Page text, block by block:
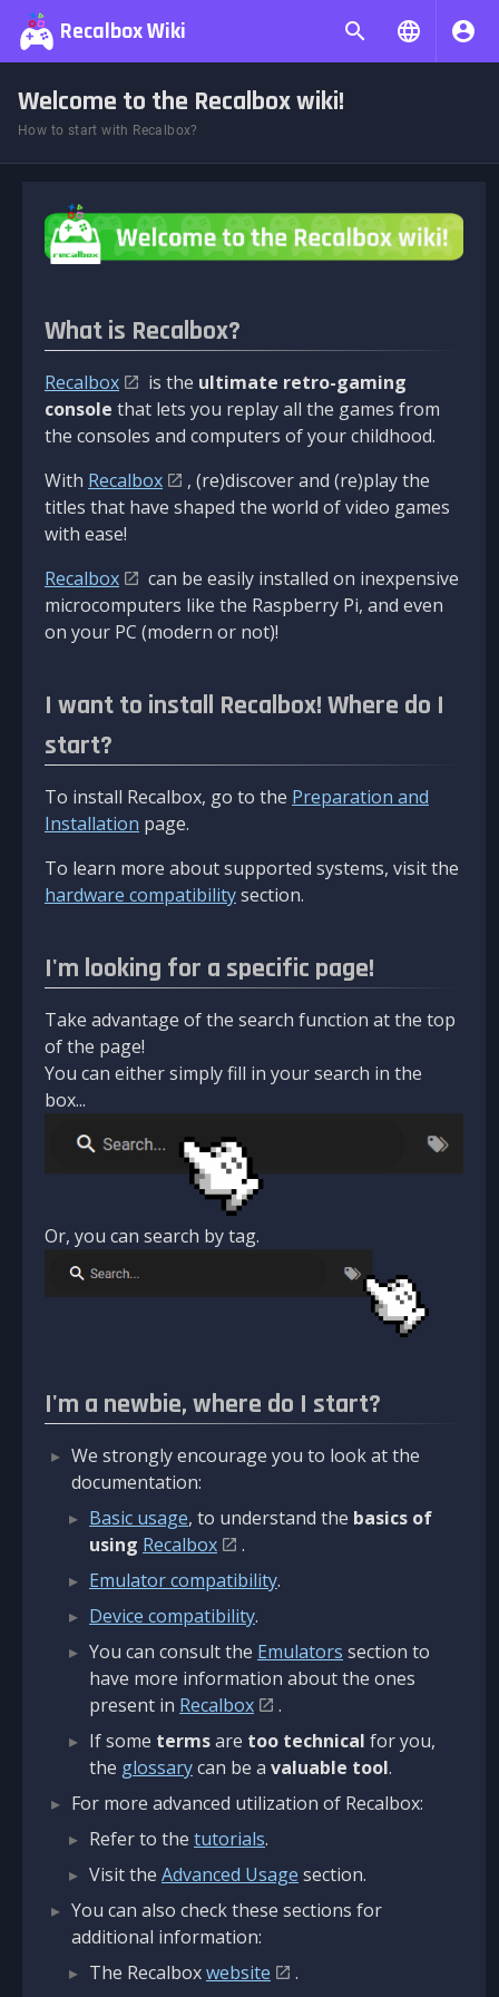
Recalbox Wiki
Welcome to the Recalbox wiki!
How to start with Recalbox?
What is Recalbox?
Recalbox is the ultimate retro-gaming
console that lets you replay all the games from
the consoles and computers of your childhood.
With Recalbox
, (re)discover and (re)play the
titles that have shaped the world of video games
with ease!
Recalbox
can be easily installed on inexpensive
microcomputers like the Raspberry Pi, and even
on your PC (modern or not)!
I want to install Recalbox! Where do I
start?
To install Recalbox, go to the Preparation and
Installation page.
To learn more about supported systems, visit the
hardware compatibilitysection.
I'm looking for a specific page!
Take advantage of the search function at the top
of the page!
You can either simply fill in your search in the
box...
Or, you can search by tag.
I'm a newbie, where do I start?
We strongly encourage you to look at the
documentation:
Basic usage, to understand the basics of
using Recalbox
.
Emulator compatibility.
Device compatibility.
You can consult the Emulators section to
have more information about the ones
present in Recalbox
.
If some termsare too technical for you,
the glossarycan be a valuable tool.
For more advanced utilization of Recalbox:
Refer to the tutorials.
Visit the Advanced Usage section.
You can also check these sections for
additional information:
The Recalboxwebsite
.